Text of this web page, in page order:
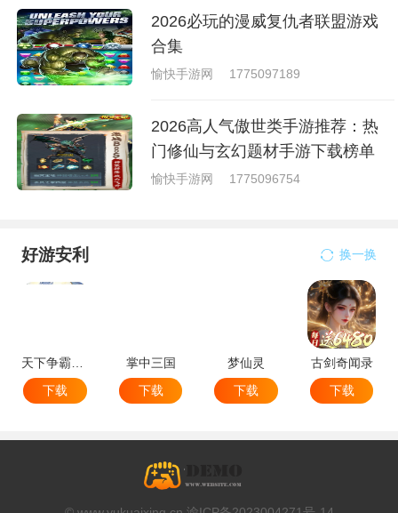
2026必玩的漫威复仇者联盟游戏
合集
愉快手游网 1775097189
2026高人气傲世类手游推荐：热
门修仙与玄幻题材手游下载榜单
愉快手游网 1775096754
好游安利 换一换
天下争霸三国志
下载
掌中三国
下载
梦仙灵
下载
古剑奇闻录
下载